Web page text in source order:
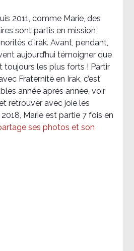
2011, comme Marie, des
sont partis en mission
d’Irak. Avant, pendant,
aujourd’hui témoigner que
toujours les plus forts ! Partir
Fraternité en Irak, c’est
année après année, voir
retrouver avec joie les
Marie est partie 7 fois en
ses photos et son